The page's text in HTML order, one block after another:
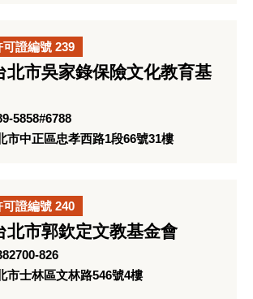
可證編號 239
北市吳家錄保險文化教育基
5858#6788
市中正區忠孝西路1段66號31樓
可證編號 240
北市郭欽定文教基金會
826
市士林區文林路546號4樓